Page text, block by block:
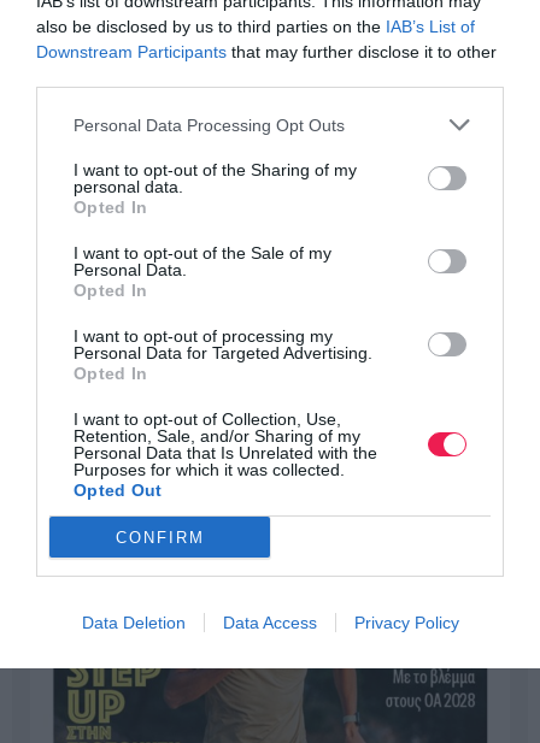
also be disclosed by us to third parties on the IAB’s List of
Downstream Participants that may further disclose it to other
Personal Data Processing Opt Outs
I want to opt-out of the Sharing of my
personal data.
Opted In
I want to opt-out of the Sale of my
Personal Data.
Opted In
I want to opt-out of processing my
Personal Data for Targeted Advertising.
Opted In
I want to opt-out of Collection, Use,
Retention, Sale, and/or Sharing of my
Personal Data that Is Unrelated with the
Purposes for which it was collected.
Opted Out
CONFIRM
Data Deletion Data Access Privacy Policy